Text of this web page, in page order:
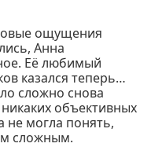
ощущения
Анна
Её любимый
казался теперь…
сложно снова
объективных
не могла понять,
сложным.